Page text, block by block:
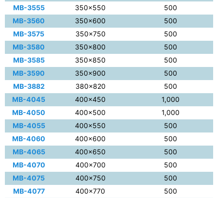
MB-3555 350×550
500
MB-3560
350×600
500
MB-3575
350×750
500
MB-3580
350×800
500
MB-3585
350×850
500
MB-3590
350×900
500
MB-3882
380×820
500
MB-4045
400×450
1,000
MB-4050
400×500
1,000
MB-4055
400×550
500
MB-4060
400×600
500
MB-4065
400×650
500
MB-4070
400×700
500
MB-4075
400×750
500
MB-4077
400×770
500